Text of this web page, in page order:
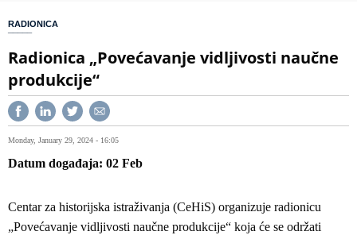
here
RADIONICA
Radionica „Povećavanje vidljivosti naučne
produkcije“
Monday, January 29, 2024 - 16:05
Datum događaja 02 Feb
Centar za historijska istraživanja (CeHiS) organizuje radionicu
„Povećavanje vidljivosti naučne produkcije“ koja će se održati